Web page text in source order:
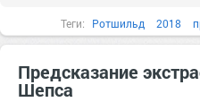
Теги: Ротшильд 2018
Предсказание
Шепса